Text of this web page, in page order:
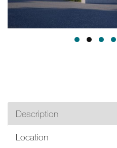
Description
Location